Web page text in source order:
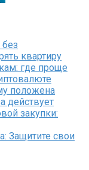
квартиру
где проще
положена
действует
закупки:
Защитите свои